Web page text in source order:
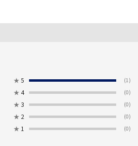
★ 5 (1)
★ 4 (0)
★ 3 (0)
★ 2 (0)
★ 1 (0)